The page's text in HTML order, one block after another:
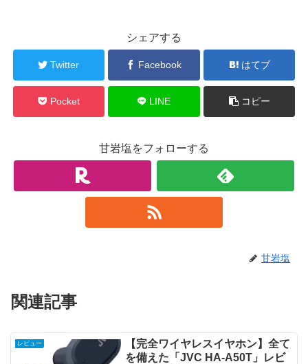
シェアする
Twitter Facebook はてブ
Pocket LINE コピー
甘岩塩をフォローする
甘岩塩
関連記事
レビュー
【完全ワイヤレスイヤホン】全て
を備えた「JVC HA-A50T」レビ